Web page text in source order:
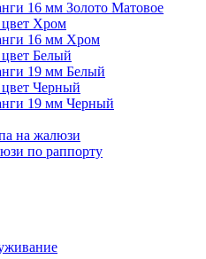
16 мм Золото Матовое
Хром
16 мм Хром
Белый
19 мм Белый
Черный
19 мм Черный
на жалюзи
по раппорту